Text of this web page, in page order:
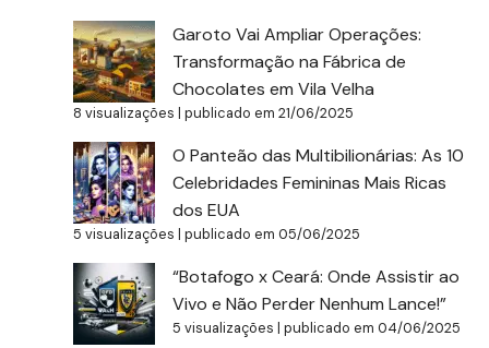
Garoto Vai Ampliar Operações:
Transformação na Fábrica de
Chocolates em Vila Velha
8 visualizações |publicado em 21/06/2025
O Panteão das Multibilionárias: As 10
Celebridades Femininas Mais Ricas
dos EUA
5 visualizações |publicado em 05/06/2025
“Botafogo x Ceará: Onde Assistir ao
Vivo e Não Perder Nenhum Lance!”
5 visualizações |publicado em 04/06/2025